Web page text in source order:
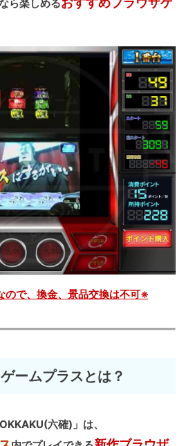
ら楽しめる
ので、換金、景品交換は不可※
ームプラスとは？
六確)」は、